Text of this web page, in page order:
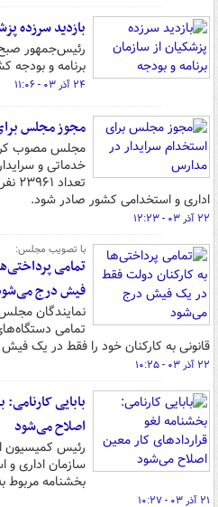
بازدید سرزده
رئیس‌جمهور صبح
برنامه و بودجه
۲۴ آذر ۰۳ - ۱۱:۰۶
مجوز مجلس
مجلس مصوب
اداری و استخدامی کشور صادر شود.
۲۲ آذر ۰۳ - ۱۲:۲۳
با تصویب مجلس:
تمامی
فیش درج
نمایندگان
تمامی
قانونی به کارکنان خود را فقط در یک
۲۲ آذر ۰۳ - ۱۰:۲۵
بابایی
اصلاح می‌شود
رئیس کمیسیون
سازمان اداری و
بخشنامه مربوط
۲۱ آذر ۰۳ - ۱۰:۲۷